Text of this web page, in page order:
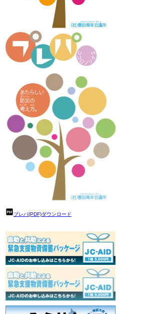
プレパ(PDF)ダウンロード